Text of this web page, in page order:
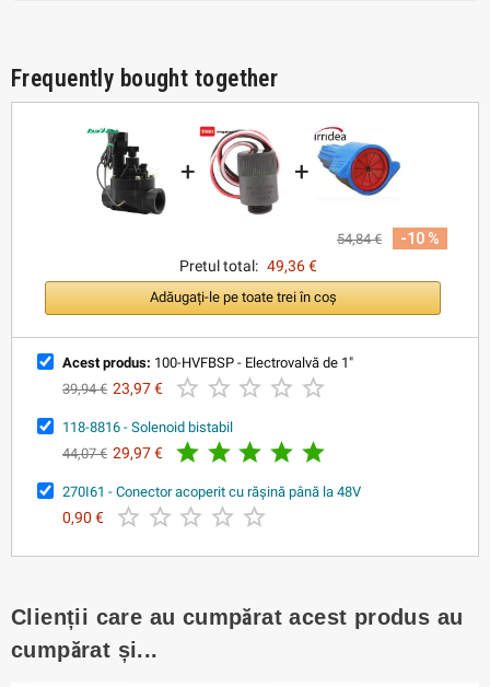
Frequently bought together
+ +
54,84 €
-10 %
Pretul total: 49,36 €
Adăugați-le pe toate trei în coș
Acest produs: 100-HVFBSP - Electrovalvă de 1"
39,94 € 23,97 €     
118-8816 - Solenoid bistabil
44,07 € 29,97 €     
270I61 - Conector acoperit cu rășină până la 48V
0,90 €     
Clienții care au cumpărat acest produs au
cumpărat și...